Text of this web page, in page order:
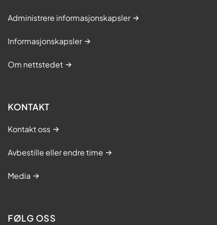
Administrere informasjonskapsler
Informasjonskapsler
Om nettstedet
KONTAKT
Kontakt oss
Avbestille eller endre time
Media
FØLG OSS